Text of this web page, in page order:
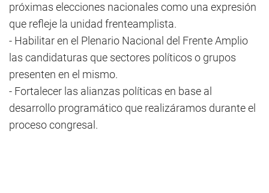
próximas elecciones nacionales como una expresión
que refleje la unidad frenteamplista.
- Habilitar en el Plenario Nacional del Frente Amplio
las candidaturas que sectores políticos o grupos
presenten en el mismo.
- Fortalecer las alianzas políticas en base al
desarrollo programático que realizáramos durante el
proceso congresal.